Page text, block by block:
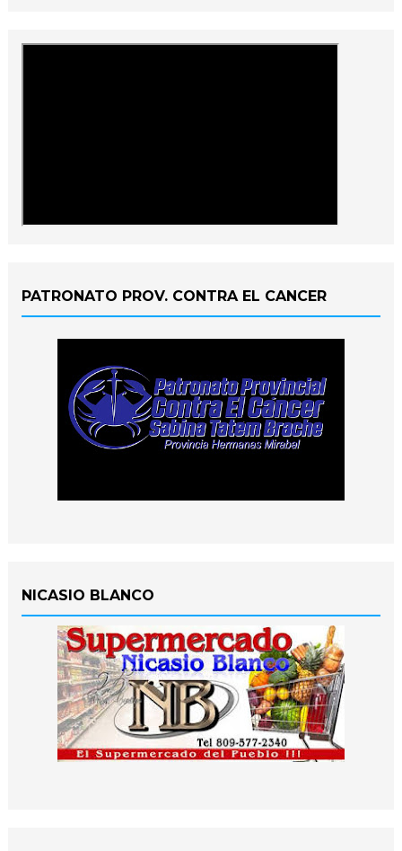
PATRONATO PROV. CONTRA EL CANCER
NICASIO BLANCO